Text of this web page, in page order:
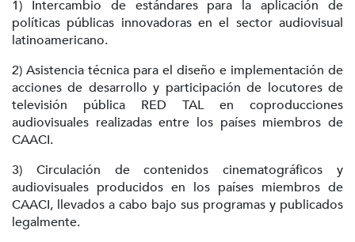
1) Intercambio de estándares para la aplicación de
políticas públicas innovadoras en el sector audiovisual
latinoamericano.
2) Asistencia técnica para el diseño e implementación de
acciones de desarrollo y participación de locutores de
televisión pública RED TAL en coproducciones
audiovisuales realizadas entre los países miembros de
CAACI.
3) Circulación de contenidos cinematográficos y
audiovisuales producidos en los países miembros de
CAACI, llevados a cabo bajo sus programas y publicados
legalmente.